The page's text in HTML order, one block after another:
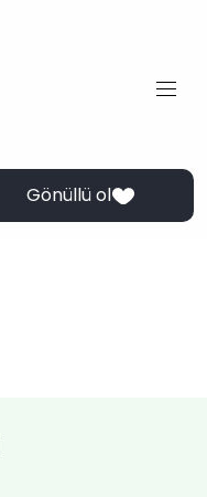
Gönüllü ol